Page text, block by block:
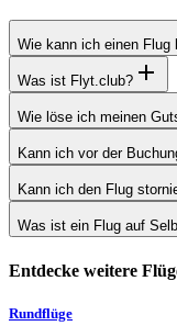
Wie kann ich einen Flug
Was ist Flyt.club?
Wie löse ich meinen
Kann ich vor der
Kann ich den Flug
Was ist ein Flug auf
Entdecke weitere
Rundflüge